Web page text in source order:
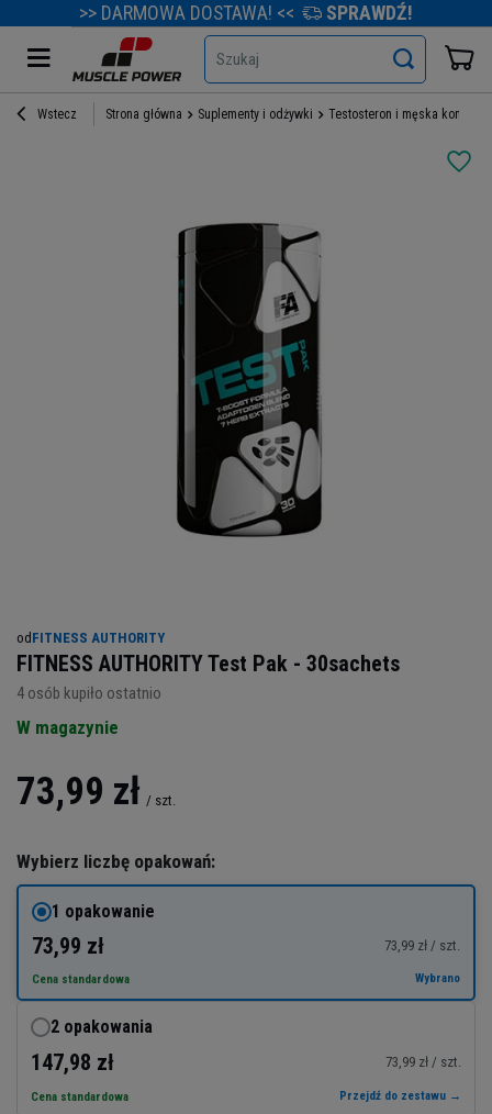
>> DARMOWA DOSTAWA! << SPRAWDŹ!
Szukaj
Wstecz Strona główna Suplementy i odżywki Testosteron i męska kondycja
od FITNESS AUTHORITY
FITNESS AUTHORITY Test Pak - 30sachets
4 osób kupiło ostatnio
W magazynie
73,99 zł / szt.
Wybierz liczbę opakowań:
1 opakowanie
73,99 zł 73,99 zł / szt.
Cena standardowa Wybrano
2 opakowania
147,98 zł 73,99 zł / szt.
Cena standardowa Przejdź do zestawu →